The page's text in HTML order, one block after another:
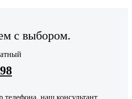
с выбором.
телефона, наш консультант